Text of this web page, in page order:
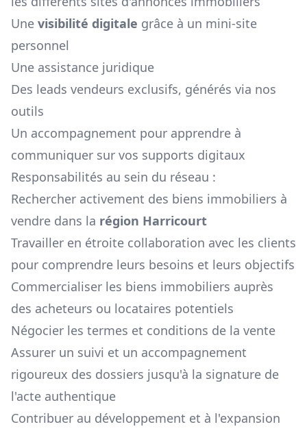
Une visibilité digitale grâce à un mini-site
personnel
Une assistance juridique
Des leads vendeurs exclusifs, générés via nos
outils
Un accompagnement pour apprendre à
communiquer sur vos supports digitaux
Responsabilités au sein du réseau :
Rechercher activement des biens immobiliers à
vendre dans la région Harricourt
Travailler en étroite collaboration avec les clients
pour comprendre leurs besoins et leurs objectifs
Commercialiser les biens immobiliers auprès
des acheteurs ou locataires potentiels
Négocier les termes et conditions de la vente
Assurer un suivi et un accompagnement
rigoureux des dossiers jusqu'à la signature de
l'acte authentique
Contribuer au développement et à l'expansion